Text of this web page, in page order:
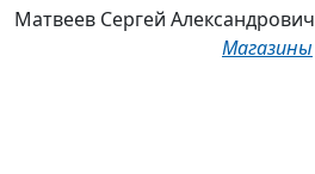
Матвеев Сергей Александрович
Магазины